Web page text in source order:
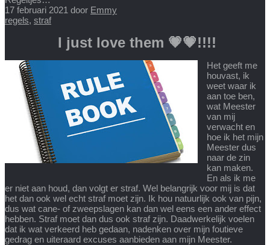
17 februari 2021 door Emmy
regels, straf
I just love them 💗💗!!!!
Het geeft me
houvast, ik
weet waar ik
aan toe ben,
wat Meester
van mij
verwacht en
hoe ik het mijn
Meester dus
naar de zin
kan maken.
En als ik me
er niet aan houd, dan volgt er straf. Wel belangrijk voor mij is dat
het dan ook wel echt straf moet zijn. Ik hou natuurlijk ook van pijn,
dus wat cane- of zweepslagen kan dan wel eens een ander effect
hebben. Straf moet dan dus ook straf zijn. Daadwerkelijk voelen
dat ik wat verkeerd heb gedaan, nadenken over mijn foutieve
gedrag en uiteraard excuses aanbieden aan mijn Meester.